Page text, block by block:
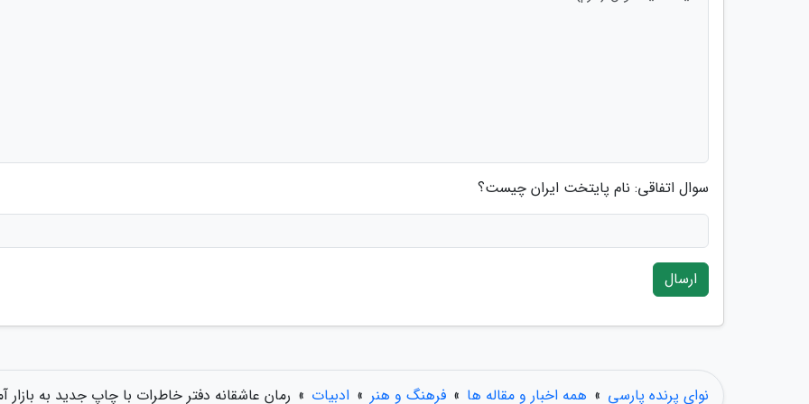
سوال اتفاقی: نام پایتخت ایران چیست؟
ارسال
نوای پرنده پارسی » همه اخبار و مقاله ها » فرهنگ و هنر » ادبیات » رمان عاشقانه دفتر خاطرات با چاپ جدید به بازار